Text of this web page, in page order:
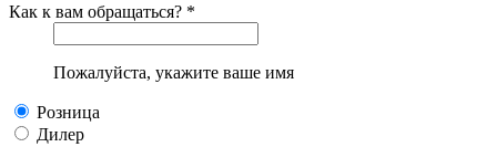
Как к вам обращаться? *
Пожалуйста, укажите ваше имя
Розница
Дилер